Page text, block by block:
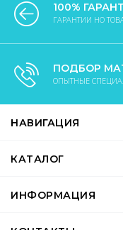
100%
ГАРАНТИИ НО
ПОДБОР
ОПЫТНЫЕ
НАВИГАЦИЯ
КАТАЛОГ
ИНФОРМАЦИЯ